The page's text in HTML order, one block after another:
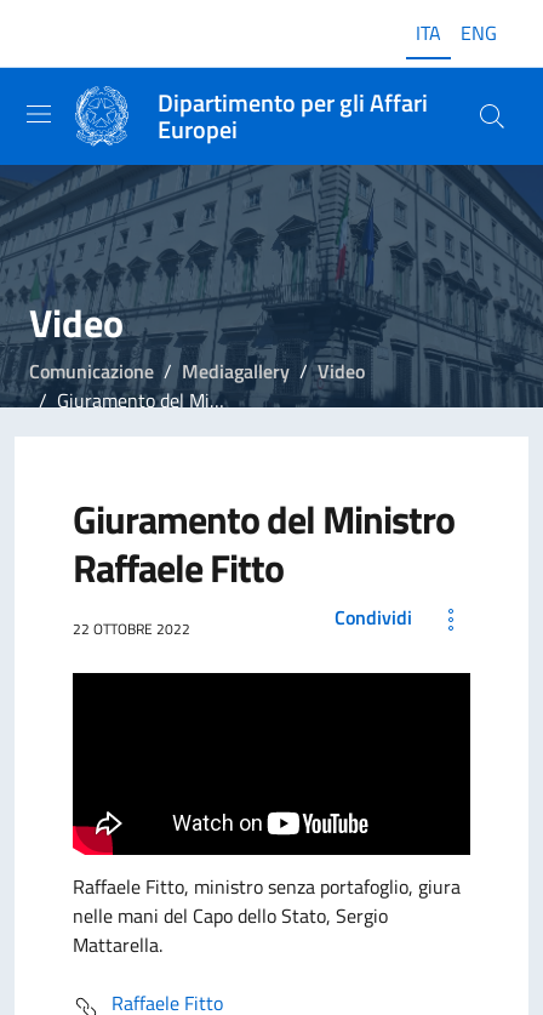
ITA ENG
Dipartimento per gli Affari
Europei
Video
Comunicazione Mediagallery
Video
Giuramento del Ministro Raffaele Fitto
Giuramento del Ministro
Raffaele Fitto
22 OTTOBRE 2022 Condividi
Raffaele Fitto, ministro senza portafoglio, giura
nelle mani del Capo dello Stato, Sergio
Mattarella.
Raffaele Fitto